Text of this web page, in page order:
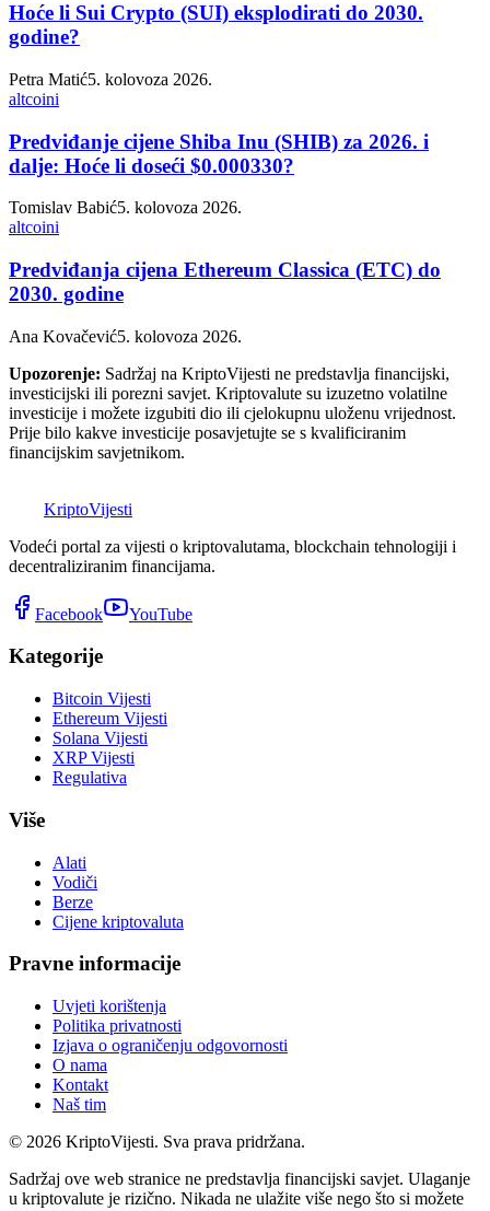
Hoće li Sui Crypto (SUI) eksplodirati do 2030.
godine?
Petra Matić5. kolovoza 2026.
altcoini
Predviđanje cijene Shiba Inu (SHIB) za 2026. i
dalje: Hoće li doseći $0.000330?
Tomislav Babić5. kolovoza 2026.
altcoini
Predviđanja cijena Ethereum Classica (ETC) do
2030. godine
Ana Kovačević5. kolovoza 2026.
Upozorenje: Sadržaj na KriptoVijesti ne predstavlja financijski,
investicijski ili porezni savjet. Kriptovalute su izuzetno volatilne
investicije i možete izgubiti dio ili cjelokupnu uloženu vrijednost.
Prije bilo kakve investicije posavjetujte se s kvalificiranim
financijskim savjetnikom.
KriptoVijesti
Vodeći portal za vijesti o kriptovalutama, blockchain tehnologiji i
decentraliziranim financijama.
Facebook YouTube
Kategorije
Bitcoin Vijesti
Ethereum Vijesti
Solana Vijesti
XRP Vijesti
Regulativa
Više
Alati
Vodiči
Berze
Cijene kriptovaluta
Pravne informacije
Uvjeti korištenja
Politika privatnosti
Izjava o ograničenju odgovornosti
O nama
Kontakt
Naš tim
© 2026 KriptoVijesti. Sva prava pridržana.
Sadržaj ove web stranice ne predstavlja financijski savjet. Ulaganje
u kriptovalute je rizično. Nikada ne ulažite više nego što si možete